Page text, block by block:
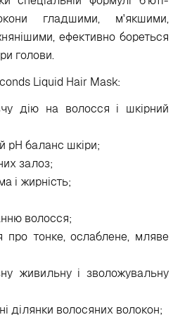
гладшими, м'якшими,
ефективно бореться
голови.
Liquid Hair Mask:
дію на волосся і шкірний
рН баланс шкіри;
залоз;
і жирність;
волосся;
про тонке, ослаблене, мляве
живильну і зволожувальну
ділянки волосяних волокон;